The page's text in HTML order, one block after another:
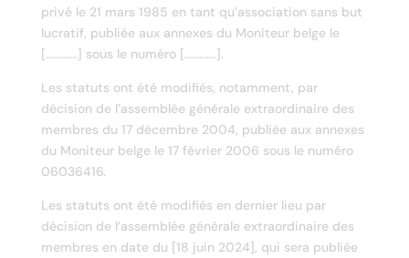
privé le 21 mars 1985 en tant qu’association sans but
lucratif, publiée aux annexes du Moniteur belge le
[………….] sous le numéro [………….].
Les statuts ont été modifiés, notamment, par
décision de l’assemblée générale extraordinaire des
membres du 17 décembre 2004, publiée aux annexes
du Moniteur belge le 17 février 2006 sous le numéro
06036416.
Les statuts ont été modifiés en dernier lieu par
décision de l’assemblée générale extraordinaire des
membres en date du [18 juin 2024], qui sera publiée